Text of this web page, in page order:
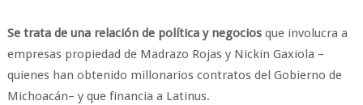
Se trata de una relación de política y negociosque involucra a
empresas propiedad de Madrazo Rojas y Nickin Gaxiola –
quienes han obtenido millonarios contratos del Gobierno de
Michoacán– y que financia a Latinus.